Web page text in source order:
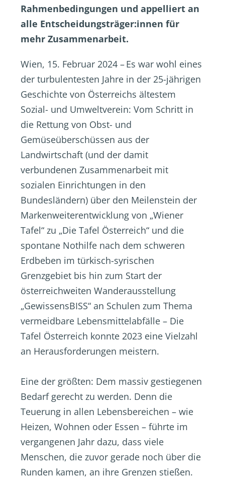
Rahmenbedingungen und appelliert an
alle Entscheidungsträger:innen für
mehr Zusammenarbeit.
Wien, 15. Februar 2024 – Es war wohl eines
der turbulentesten Jahre in der 25-jährigen
Geschichte von Österreichs ältestem
Sozial- und Umweltverein: Vom Schritt in
die Rettung von Obst- und
Gemüseüberschüssen aus der
Landwirtschaft (und der damit
verbundenen Zusammenarbeit mit
sozialen Einrichtungen in den
Bundesländern) über den Meilenstein der
Markenweiterentwicklung von „Wiener
Tafel“ zu „Die Tafel Österreich“ und die
spontane Nothilfe nach dem schweren
Erdbeben im türkisch-syrischen
Grenzgebiet bis hin zum Start der
österreichweiten Wanderausstellung
„GewissensBISS“ an Schulen zum Thema
vermeidbare Lebensmittelabfälle – Die
Tafel Österreich konnte 2023 eine Vielzahl
an Herausforderungen meistern.
Eine der größten: Dem massiv gestiegenen
Bedarf gerecht zu werden. Denn die
Teuerung in allen Lebensbereichen – wie
Heizen, Wohnen oder Essen – führte im
vergangenen Jahr dazu, dass viele
Menschen, die zuvor gerade noch über die
Runden kamen, an ihre Grenzen stießen.